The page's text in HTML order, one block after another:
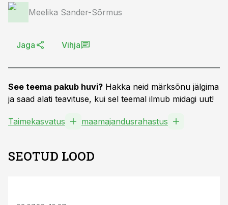
Meelika Sander-Sõrmus
Jaga Vihja
See teema pakub huvi? Hakka neid märksõnu jälgima
ja saad alati teavituse, kui sel teemal ilmub midagi uut!
Taimekasvatus maamajandusrahastus
SEOTUD LOOD